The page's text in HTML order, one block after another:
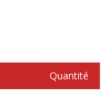
Quantité